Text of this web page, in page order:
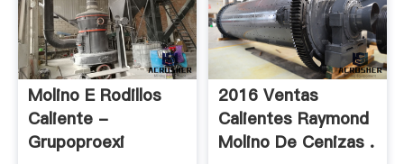
Molino E Rodillos
Caliente -
Grupoproexi
2016 Ventas
Calientes Raymond
Molino De Cenizas .